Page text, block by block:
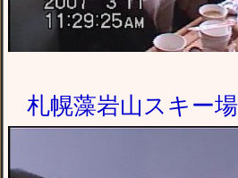
札幌藻岩山スキー場